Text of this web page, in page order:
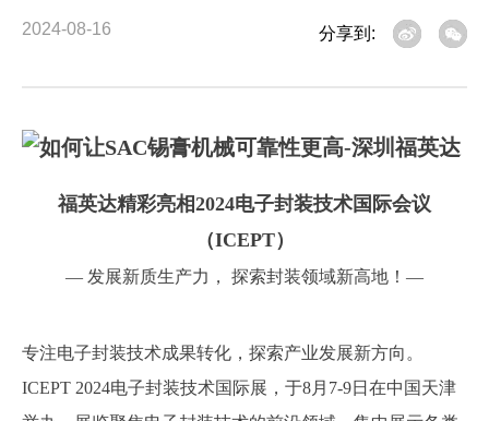
2024-08-16 分享到:
福英达精彩亮相2024电子封装技术国际会议
（ICEPT）
— 发展新质生产力， 探索封装领域新高地！ —
专注电子封装技术成果转化，探索产业发展新方向。
ICEPT 2024电子封装技术国际展，于8月7-9日在中国天津